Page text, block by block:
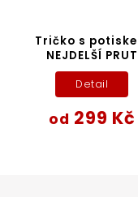
Tričko s
NEJDELŠÍ PRUT
od 299 Kč
Detail